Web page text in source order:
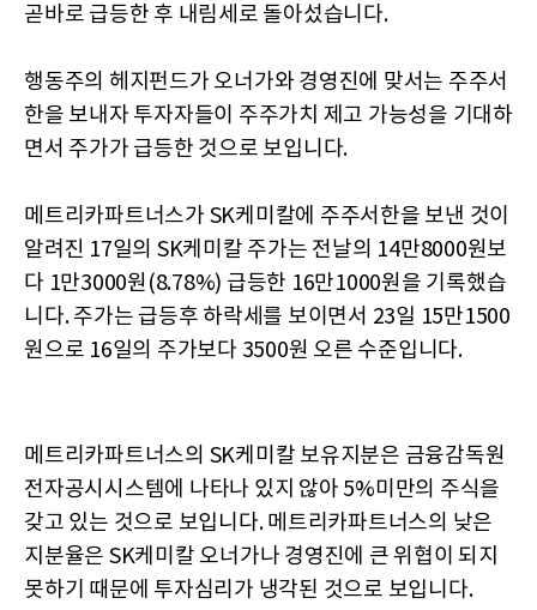
곧바로 급등한 후 내림세로 돌아섰습니다.
행동주의 헤지펀드가 오너가와 경영진에 맞서는 주주서
한을 보내자 투자자들이 주주가치 제고 가능성을 기대하
면서 주가가 급등한 것으로 보입니다.
메트리카파트너스가 SK케미칼에 주주서한을 보낸 것이
알려진 17일의 SK케미칼 주가는 전날의 14만8000원보
다 1만3000원(8.78%) 급등한 16만1000원을 기록했습
니다. 주가는 급등후 하락세를 보이면서 23일 15만1500
원으로 16일의 주가보다 3500원 오른 수준입니다.
메트리카파트너스의 SK케미칼 보유지분은 금융감독원
전자공시시스템에 나타나 있지 않아 5%미만의 주식을
갖고 있는 것으로 보입니다. 메트리카파트너스의 낮은
지분율은 SK케미칼 오너가나 경영진에 큰 위협이 되지
못하기 때문에 투자심리가 냉각된 것으로 보입니다.